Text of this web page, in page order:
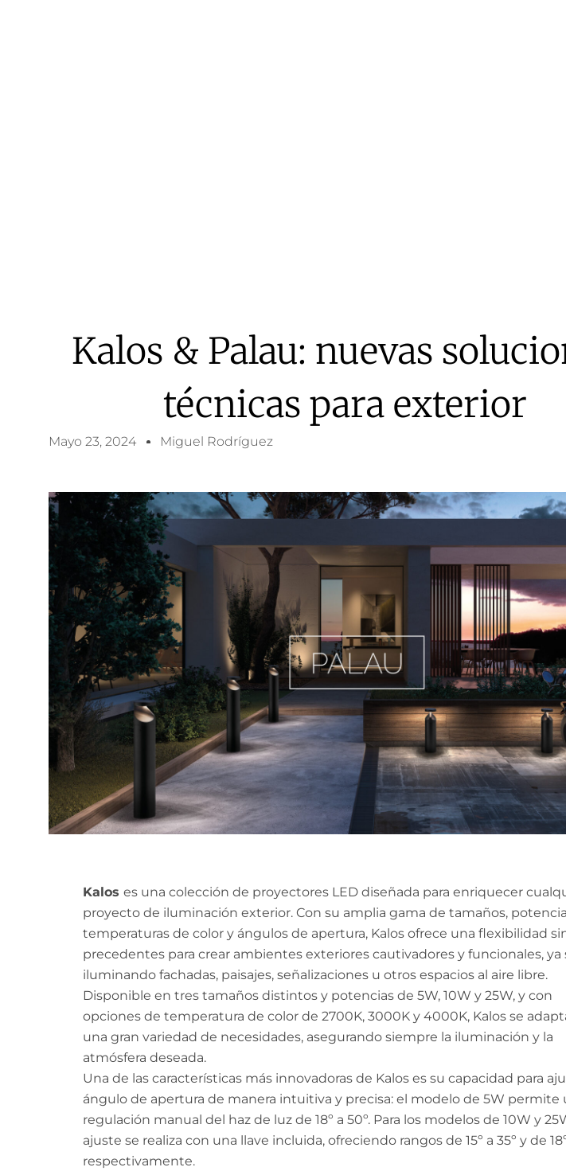
Kalos & Palau: nuevas
técnicas para exterior
Mayo 23, 2024 Miguel Rodríguez
Kaloses una colección de proyectores LED diseñada para enriquecer
proyecto de iluminación exterior. Con su amplia gama de tamaños,
temperaturas de color y ángulos de apertura, Kalos ofrece una flexibilidad
precedentes para crear ambientes exteriores cautivadores y funcionales, ya
iluminando fachadas, paisajes, señalizaciones u otros espacios al aire libre.
Disponible en tres tamaños distintos y potencias de 5W, 10W y 25W, y con
opciones de temperatura de color de 2700K, 3000K y 4000K, Kalos se
una gran variedad de necesidades, asegurando siempre la iluminación y la
atmósfera deseada.
Una de las características más innovadoras de Kalos es su capacidad para
ángulo de apertura de manera intuitiva y precisa: el modelo de 5W permite
regulación manual del haz de luz de 18º a 50º. Para los modelos de 10W y
ajuste se realiza con una llave incluida, ofreciendo rangos de 15º a 35º y de
respectivamente.